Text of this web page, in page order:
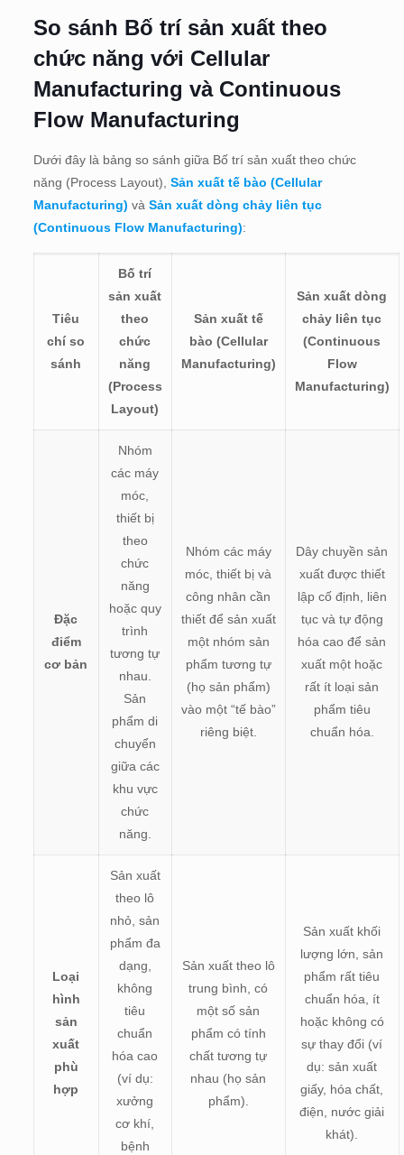
So sánh Bố trí sản xuất theo
chức năng với Cellular
Manufacturing và Continuous
Flow Manufacturing
Dưới đây là bảng so sánh giữa Bố trí sản xuất theo chức
năng (Process Layout), Sản xuất tế bào (Cellular
Manufacturing) và Sản xuất dòng chảy liên tục
(Continuous Flow Manufacturing):
Tiêu
chí so
sánh
Bố trí
sản xuất
theo
chức
năng
(Process
Layout)
Sản xuất tế
bào (Cellular
Manufacturing)
Sản xuất dòng
chảy liên tục
(Continuous
Flow
Manufacturing)
Đặc
điểm
cơ bản
Nhóm
các máy
móc,
thiết bị
theo
chức
năng
hoặc quy
trình
tương tự
nhau.
Sản
phẩm di
chuyển
giữa các
khu vực
chức
năng.
Nhóm các máy
móc, thiết bị và
công nhân cần
thiết để sản xuất
một nhóm sản
phẩm tương tự
(họ sản phẩm)
vào một “tế bào”
riêng biệt.
Dây chuyền sản
xuất được thiết
lập cố định, liên
tục và tự động
hóa cao để sản
xuất một hoặc
rất ít loại sản
phẩm tiêu
chuẩn hóa.
Loại
hình
sản
xuất
phù
hợp
Sản xuất
theo lô
nhỏ, sản
phẩm đa
dạng,
không
tiêu
chuẩn
hóa cao
(ví dụ:
xưởng
cơ khí,
bệnh
Sản xuất theo lô
trung bình, có
một số sản
phẩm có tính
chất tương tự
nhau (họ sản
phẩm).
Sản xuất khối
lượng lớn, sản
phẩm rất tiêu
chuẩn hóa, ít
hoặc không có
sự thay đổi (ví
dụ: sản xuất
giấy, hóa chất,
điện, nước giải
khát).